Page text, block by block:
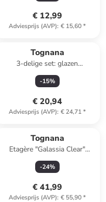
€ 12,99
Adviesprijs (AVP): € 15,60*
Tognana
3-delige set: glazen
"Diamante" lichtroze - 280 ml
-15%
€ 20,94
Adviesprijs (AVP): € 24,71*
Tognana
Etagère "Galassia Clear"
lichtroze/MInt - (H)25 cm
-24%
€ 41,99
Adviesprijs (AVP): € 55,90*